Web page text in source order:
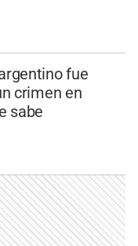
fue
crimen en
sabe